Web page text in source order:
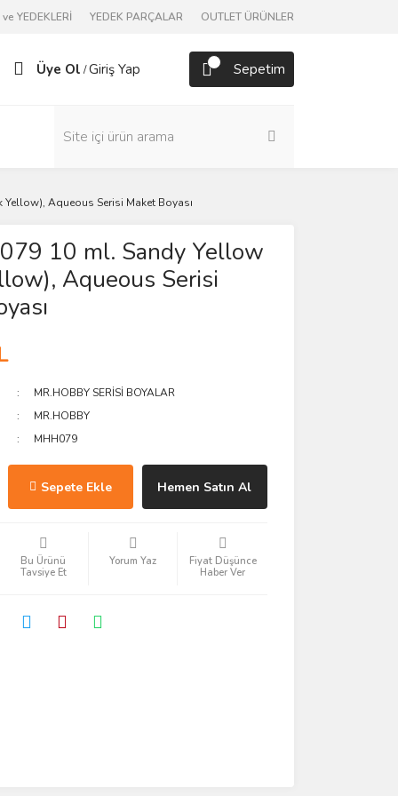
YEDEKLERİ YEDEK PARÇALAR OUTLET ÜRÜNLER
Üye Ol /Giriş Yap Sepetim
Aqueous Serisi Maket Boyası
10 ml. Sandy Yellow
Aqueous Serisi
MR.HOBBY SERİSİ BOYALAR
MR.HOBBY
MHH079
Sepete Ekle Hemen Satın Al
Bu Ürünü
Tavsiye Et
Yorum Yaz
Fiyat Düşünce
Haber Ver